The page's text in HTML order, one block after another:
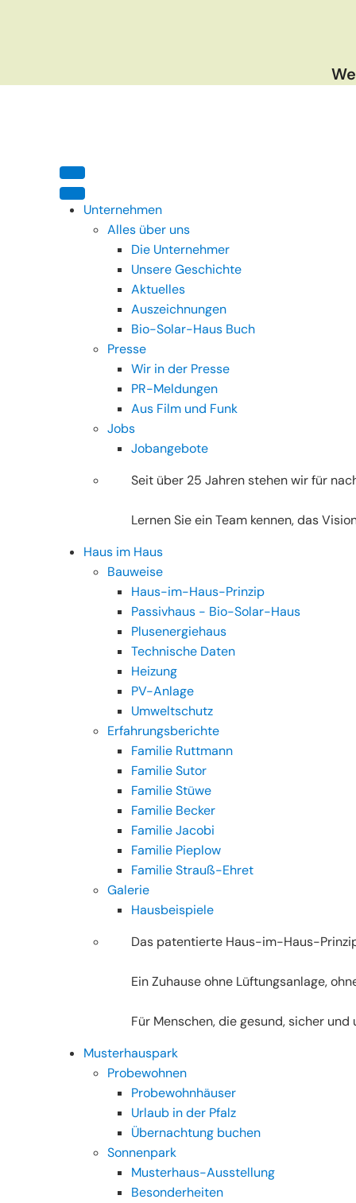
Unternehmen
Alles über uns
Die Unternehmer
Unsere Geschichte
Aktuelles
Auszeichnungen
Bio-Solar-Haus Buch
Presse
Wir in der Presse
PR-Meldungen
Aus Film und Funk
Jobs
Jobangebote
Seit über 25 Jahren stehen wir für
Lernen Sie ein Team kennen, das
Haus im Haus
Bauweise
Haus-im-Haus-Prinzip
Passivhaus - Bio-Solar-Haus
Plusenergiehaus
Technische Daten
Heizung
PV-Anlage
Umweltschutz
Erfahrungsberichte
Familie Ruttmann
Familie Sutor
Familie Stüwe
Familie Becker
Familie Jacobi
Familie Pieplow
Familie Strauß-Ehret
Galerie
Hausbeispiele
Das patentierte Haus-im-Haus-
Ein Zuhause ohne Lüftungsanlage,
Für Menschen, die gesund, sicher
Musterhauspark
Probewohnen
Probewohnhäuser
Urlaub in der Pfalz
Übernachtung buchen
Sonnenpark
Musterhaus-Ausstellung
Besonderheiten